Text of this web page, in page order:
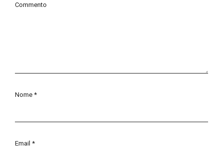
Commento
Nome *
Email *